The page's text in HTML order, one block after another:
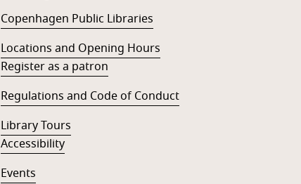
Copenhagen Public Libraries
Locations and Opening Hours
Register as a patron
Regulations and Code of Conduct
Library Tours
Accessibility
Events